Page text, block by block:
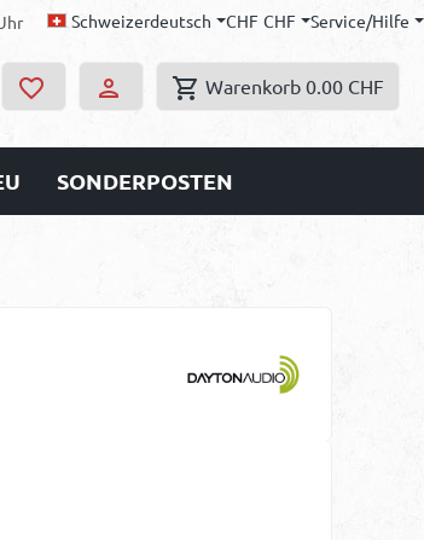
Schweizerdeutsch CHF CHF Service/Hilfe
Warenkorb 0.00 CHF
SONDERPOSTEN